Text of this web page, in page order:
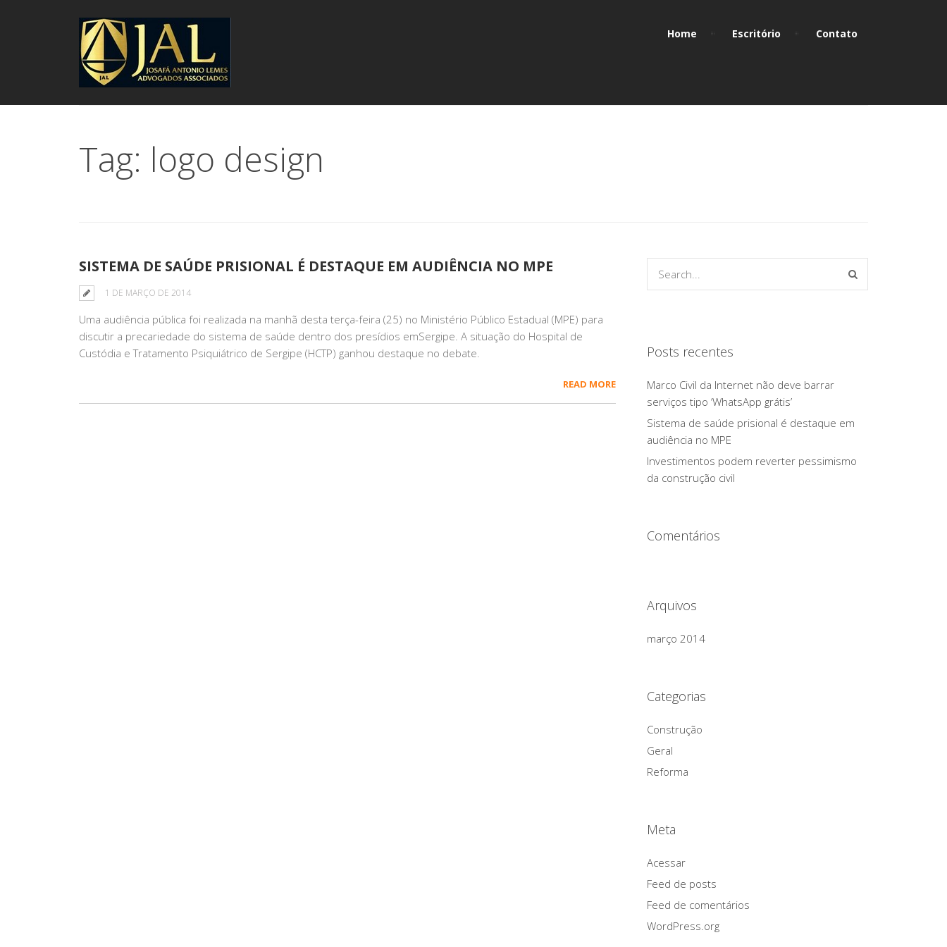
Home Escritório Contato
Tag: logo design
SISTEMA DE SAÚDE PRISIONAL É DESTAQUE EM AUDIÊNCIA NO MPE
1 DE MARÇO DE 2014
Uma audiência pública foi realizada na manhã desta terça-feira (25) no Ministério Público Estadual (MPE) para
discutir a precariedade do sistema de saúde dentro dos presídios emSergipe. A situação do Hospital de
Custódia e Tratamento Psiquiátrico de Sergipe (HCTP) ganhou destaque no debate.
READ MORE
Posts recentes
Marco Civil da Internet não deve barrar
serviços tipo ‘WhatsApp grátis’
Sistema de saúde prisional é destaque em
audiência no MPE
Investimentos podem reverter pessimismo
da construção civil
Comentários
Arquivos
março 2014
Categorias
Construção
Geral
Reforma
Meta
Acessar
Feed de posts
Feed de comentários
WordPress.org